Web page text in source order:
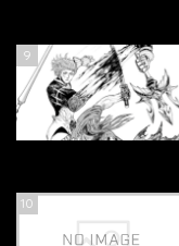
9
10